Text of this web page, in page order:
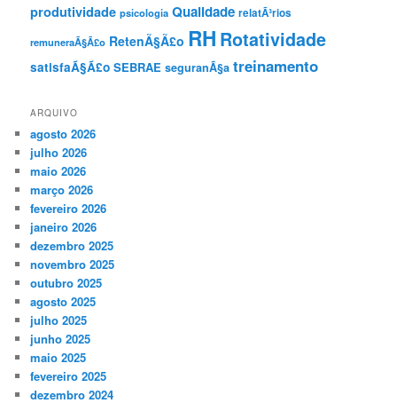
produtividade psicologia Qualidade relatÃ³rios
remuneraÃ§Ã£o RetenÃ§Ã£o RH Rotatividade
satisfaÃ§Ã£o SEBRAE seguranÃ§a treinamento
ARQUIVO
agosto 2026
julho 2026
maio 2026
março 2026
fevereiro 2026
janeiro 2026
dezembro 2025
novembro 2025
outubro 2025
agosto 2025
julho 2025
junho 2025
maio 2025
fevereiro 2025
dezembro 2024